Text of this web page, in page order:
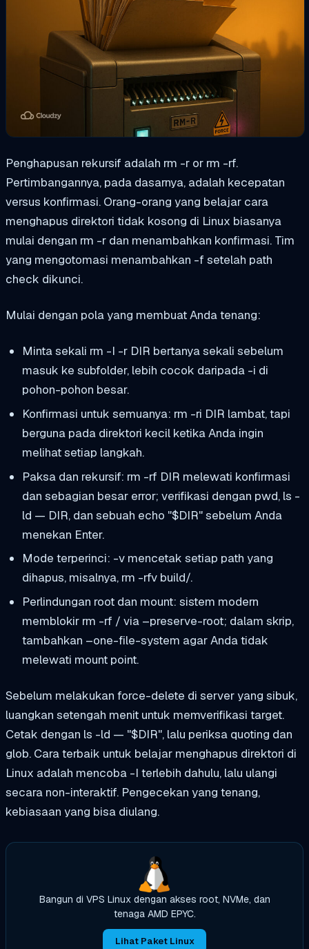
Penghapusan rekursif adalah rm -r or rm -rf.
Pertimbangannya, pada dasarnya, adalah kecepatan
versus konfirmasi. Orang-orang yang belajar cara
menghapus direktori tidak kosong di Linux biasanya
mulai dengan rm -r dan menambahkan konfirmasi. Tim
yang mengotomasi menambahkan -f setelah path
check dikunci.
Mulai dengan pola yang membuat Anda tenang:
Minta sekali rm -I -r DIR bertanya sekali sebelum
masuk ke subfolder, lebih cocok daripada -i di
pohon-pohon besar.
Konfirmasi untuk semuanya: rm -ri DIR lambat, tapi
berguna pada direktori kecil ketika Anda ingin
melihat setiap langkah.
Paksa dan rekursif: rm -rf DIR melewati konfirmasi
dan sebagian besar error; verifikasi dengan pwd, ls -
ld — DIR, dan sebuah echo "$DIR"sebelum Anda
menekan Enter.
Mode terperinci: -vmencetak setiap path yang
dihapus, misalnya, rm -rfv build/.
Perlindungan root dan mount: sistem modern
memblokir rm -rf / via –preserve-root; dalam skrip,
tambahkan –one-file-system agar Anda tidak
melewati mount point.
Sebelum melakukan force-delete di server yang sibuk,
luangkan setengah menit untuk memverifikasi target.
Cetak dengan ls -ld — "$DIR", lalu periksa quoting dan
glob. Cara terbaik untuk belajar menghapus direktori di
Linux adalah mencoba -I terlebih dahulu, lalu ulangi
secara non-interaktif. Pengecekan yang tenang,
kebiasaan yang bisa diulang.
Bangun di VPS Linux dengan akses root, NVMe, dan
tenaga AMD EPYC.
Lihat Paket Linux